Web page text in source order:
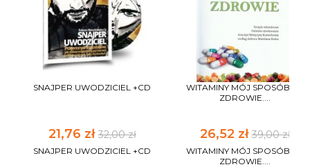
SNAJPER UWODZICIEL +CD
21,76 zł32,00 zł
SNAJPER UWODZICIEL +CD
WITAMINY MÓJ SPOSÓB NA
ZDROWIE....
26,52 zł39,00 zł
WITAMINY MÓJ SPOSÓB NA
ZDROWIE....